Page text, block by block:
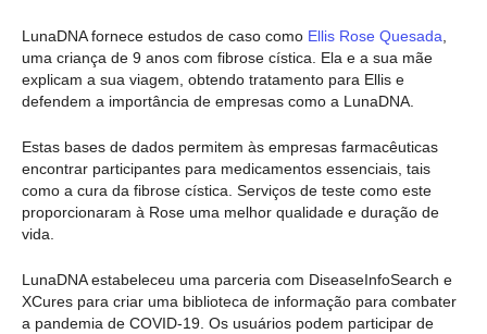
LunaDNA fornece estudos de caso como Ellis Rose Quesada
uma criança de 9 anos com fibrose cística. Ela e a sua mãe
explicam a sua viagem, obtendo tratamento para Ellis e
defendem a importância de empresas como a LunaDNA.
Estas bases de dados permitem às empresas farmacêuticas
encontrar participantes para medicamentos essenciais, tais
como a cura da fibrose cística. Serviços de teste como este
proporcionaram à Rose uma melhor qualidade e duração de
vida.
LunaDNA estabeleceu uma parceria com DiseaseInfoSearch e
XCures para criar uma biblioteca de informação para combater
a pandemia de COVID-19. Os usuários podem participar de